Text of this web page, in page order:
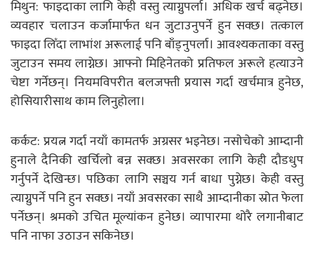
मिथुन: फाइदाका लागि केही वस्तु त्याग्नुपर्ला। अधिक खर्च बढ्नेछ।
व्यवहार चलाउन कर्जामार्फत धन जुटाउनुपर्ने हुन सक्छ। तत्काल
फाइदा लिँदा लाभांश अरूलाई पनि बाँड्नुपर्ला। आवश्यकताका वस्तु
जुटाउन समय लाग्नेछ। आफ्नो मिहिनेतको प्रतिफल अरूले हत्याउने
चेष्टा गर्नेछन्। नियमविपरीत बलजफ्ती प्रयास गर्दा खर्चमात्र हुनेछ,
होसियारीसाथ काम लिनुहोला।
कर्कट: प्रयत्न गर्दा नयाँ कामतर्फ अग्रसर भइनेछ। नसाेचेकाे आम्दानी
हुनाले दैनिकी खर्चिलाे बन्न सक्छ। अवसरका लागि केही दौडधुप
गर्नुपर्ने देखिन्छ। पछिका लागि सञ्चय गर्न बाधा पुग्नेछ। केही वस्तु
त्याग्नुपर्ने पनि हुन सक्छ। नयाँ अवसरका साथै आम्दानीका स्रोत फेला
पर्नेछन्। श्रमको उचित मूल्यांकन हुनेछ। व्यापारमा थोरै लगानीबाट
पनि नाफा उठाउन सकिनेछ।